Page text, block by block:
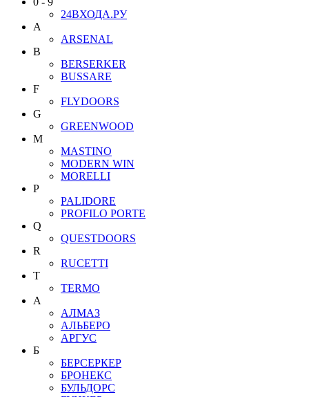
24ВХОДА.РУ
A
ARSENAL
B
BERSERKER
BUSSARE
F
FLYDOORS
G
GREENWOOD
M
MASTINO
MODERN WIN
MORELLI
P
PALIDORE
PROFILO PORTE
Q
QUESTDOORS
R
RUCETTI
T
TERMO
А
АЛМАЗ
АЛЬБЕРО
АРГУС
Б
БЕРСЕРКЕР
БРОНЕКС
БУЛЬДОРС